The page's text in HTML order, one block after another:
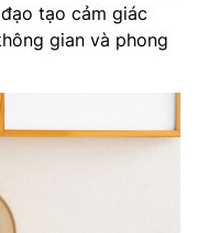
tạo cảm giác
gian và phong